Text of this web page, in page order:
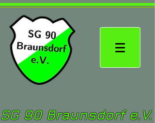
SG 90 Braunsdorf e.V.